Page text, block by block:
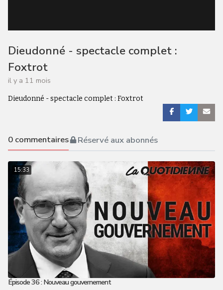
Dieudonné - spectacle complet :
Foxtrot
il y a 11 mois
Dieudonné - spectacle complet : Foxtrot
0commentaires Réservé aux abonnés
15:33
Épisode 36 : Nouveau gouvernement